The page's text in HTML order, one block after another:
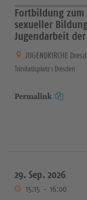
Fortbildung zum
sexueller
Jugendarbeit
JUGENDKIRCHE
Trinitatisplatz 1 Dresden
Permalink
29. Sep. 2026
15:15 - 16:00